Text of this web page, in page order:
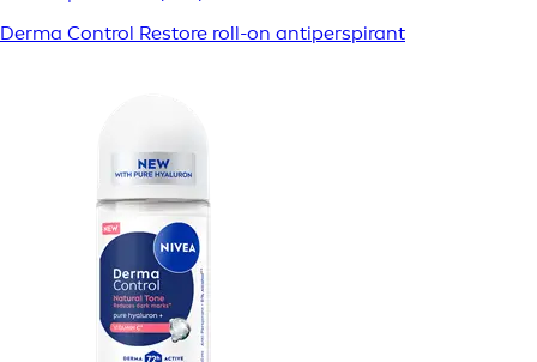
Derma Control Restore roll-on antiperspirant